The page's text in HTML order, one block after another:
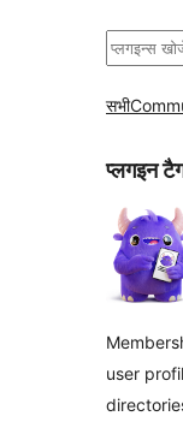
खोजें
सभी
प्लगइन
user